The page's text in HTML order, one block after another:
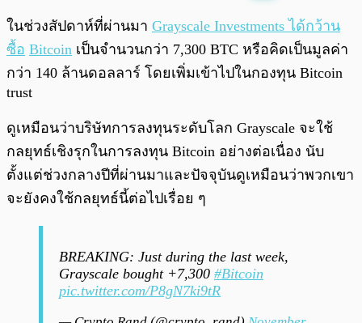
พร้อมเล่น 0:00/ 0:00
ในช่วงสัปดาห์ที่ผ่านมา Grayscale Investments ได้กว้าน
ซื้อ Bitcoin เป็นจำนวนกว่า 7,300 BTC หรือคิดเป็นมูลค่า
กว่า 140 ล้านดอลลาร์ โดยเพิ่มเข้าไปในกองทุน Bitcoin
trust
ดูเหมือนว่าบริษัทการลงทุนระดับโลก Grayscale จะใช้
กลยุทธ์เชิงรุกในการลงทุน Bitcoin อย่างต่อเนื่อง นับ
ตั้งแต่ช่วงกลางปีที่ผ่านมาและปัจจุบันดูเหมือนว่าพวกเขา
จะยังคงใช้กลยุทธ์นี้ต่อไปเรื่อย ๆ
BREAKING: Just during the last week,
Grayscale bought +7,300 #Bitcoin
pic.twitter.com/P8gN7ki9tR